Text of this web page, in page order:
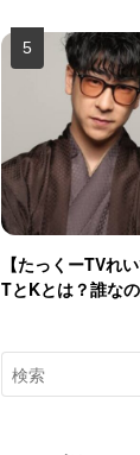
【たっくーTVれ
TとKとは？誰な